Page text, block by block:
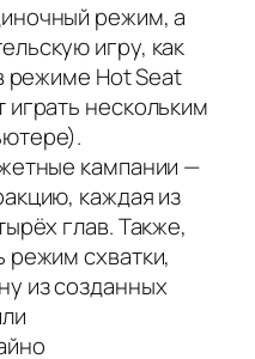
режим, а
игру, как
режиме Hot Seat
нескольким
кампании —
каждая из
глав. Также,
режим схватки,
из созданных